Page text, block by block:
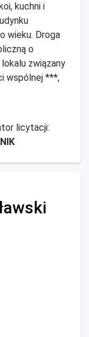
kuchni i
wieku. Droga
o
związany
wspólnej ***,
licytacji: